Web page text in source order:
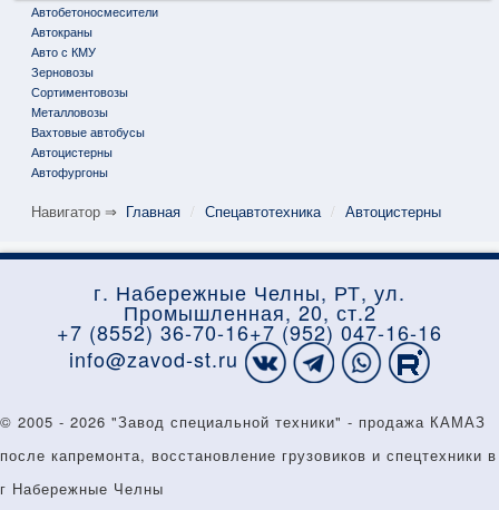
Автобетоносмесители
Автокраны
Авто с КМУ
Зерновозы
Сортиментовозы
Металловозы
Вахтовые автобусы
Автоцистерны
Автофургоны
Навигатор ⇒ Главная / Спецавтотехника / Автоцистерны
г. Набережные Челны, РТ, ул.
Промышленная, 20, ст.2
+7 (8552) 36-70-16+7 (952) 047-16-16
info@zavod-st.ru
КАТАЛОГ УСЛУГИ
ГАРАНТИЯ
ЛИЗИНГ
О КОМПАНИИ
© 2005 - 2026 "Завод специальной техники" - продажа КАМАЗ
после капремонта, восстановление грузовиков и спецтехники в
г Набережные Челны